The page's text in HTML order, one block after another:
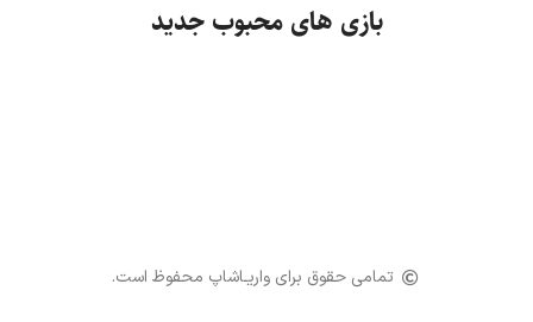
بازی های محبوب جدید
تمامی حقوق برای واریـاشاپ محفوظ است.